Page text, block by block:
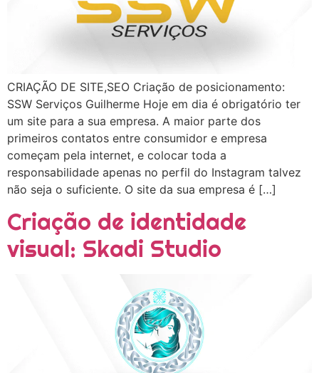
CRIAÇÃO DE SITE,SEO Criação de posicionamento:
SSW Serviços Guilherme Hoje em dia é obrigatório ter
um site para a sua empresa. A maior parte dos
primeiros contatos entre consumidor e empresa
começam pela internet, e colocar toda a
responsabilidade apenas no perfil do Instagram talvez
não seja o suficiente. O site da sua empresa é […]
Criação de identidade
visual: Skadi Studio